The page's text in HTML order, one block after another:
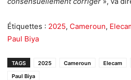
Étiquettes : 2025, Cameroun,
Paul Biya
TAGS 2025 Cameroun Elecam
Paul Biya